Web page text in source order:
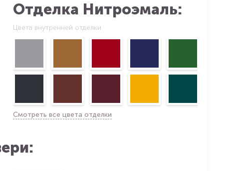
Отделка Нитроэмаль:
Цвета внутренней отделки
Смотреть все цвета отделки